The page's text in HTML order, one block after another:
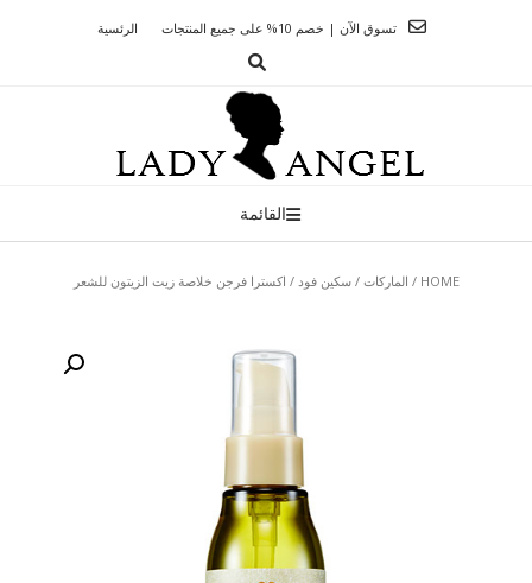
الرئسية تسوق الآن | خصم 10% على جميع المنتجات
القائمة
HOME
/ الماركات /سكين فود / اكسترا فرجن خلاصة زيت الزيتون للشعر